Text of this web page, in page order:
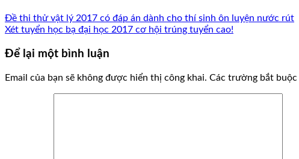
Đề thi thử vật lý 2017 có đáp án dành cho thí sinh ôn luyện nước rút
Xét tuyển học bạ đại học 2017 cơ hội trúng tuyển cao!
Để lại một bình luận
Email của bạn sẽ không được hiển thị công khai. Các trường bắt